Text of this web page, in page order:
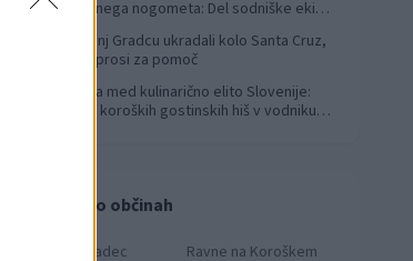
svetovnega nogometa: Del sodniške ekipe
V Slovenj Gradcu ukradali kolo Santa Cruz,
lastnik prosi za pomoč
Koroška med kulinarično elito Slovenije:
Sedem koroških gostinskih hiš v vodniku
Novice po občinah
Slovenj Gradec
Ravne na Koroškem